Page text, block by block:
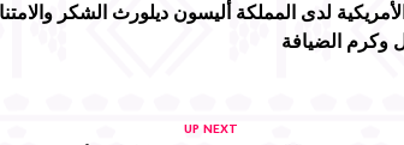
لدى المملكة أليسون ديلورث الشكر
وكرم الضيافة
UP NEXT